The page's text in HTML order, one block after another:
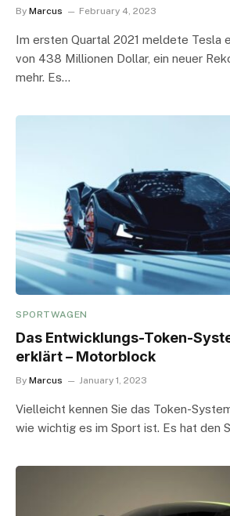
By Marcus February 4, 2023
Im ersten Quartal 2021 meldete Tesla
von 438 Millionen Dollar, ein neuer
mehr. Es…
SPORTWAGEN
Das Entwicklungs-Token-
erklärt – Motorblock
By Marcus January 1, 2023
Vielleicht kennen Sie das Token-
wie wichtig es im Sport ist. Es hat den